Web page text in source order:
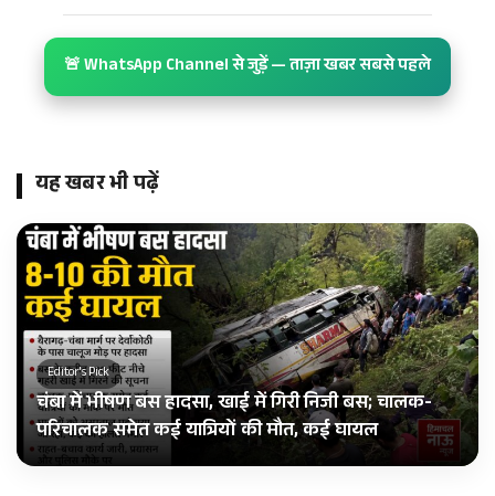
🚨 WhatsApp Channel से जुड़ें — ताज़ा खबर सबसे पहले
यह खबर भी पढ़ें
Editor's Pick
चंबा में भीषण बस हादसा, खाई में गिरी निजी बस; चालक-
परिचालक समेत कई यात्रियों की मौत, कई घायल